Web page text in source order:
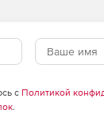
с Политикой
.